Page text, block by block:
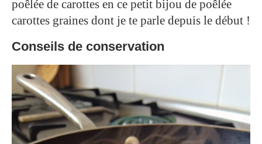
poêlée de carottes en ce petit bijou de poêlée
carottes graines dont je te parle depuis le début !
Conseils de conservation